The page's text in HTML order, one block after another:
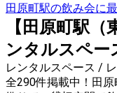
田原町駅の飲み会に
【田原町駅
ンタルスペー
レンタルスペース /
全290件掲載中！田